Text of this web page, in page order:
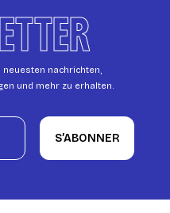
neuesten nachrichten,
und mehr zu erhalten.
S’ABONNER